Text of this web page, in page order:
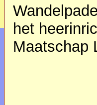
het
Maatschap